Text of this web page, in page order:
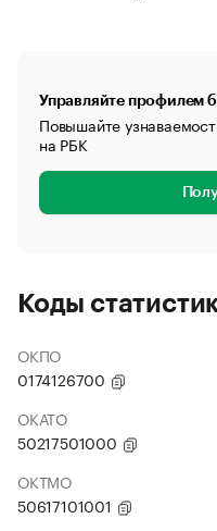
Управляйте профилем
Повышайте
на РБК
Коды
ОКПО
0174126700
ОКАТО
50217501000
ОКТМО
50617101001